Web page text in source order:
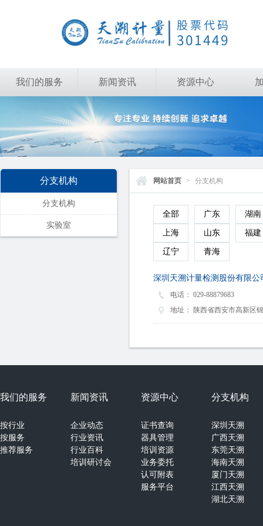
我们的服务 新闻资讯 资源中心
分支机构
分支机构
实验室
网站首页 > 分支机构
全部 广东 湖南
上海 山东 福建
辽宁 青海
深圳天溯计量检测股份有限公
电话： 029-88879683
地址：
陕西省西安市高新区
我们的服务
按行业
按服务
推荐服务
新闻资讯
企业动态
行业资讯
行业百科
培训研讨会
资源中心
证书查询
器具管理
培训资源
业务委托
认可附表
服务平台
分支机构
深圳天溯
广西天溯
东莞天溯
海南天溯
厦门天溯
江西天溯
湖北天溯